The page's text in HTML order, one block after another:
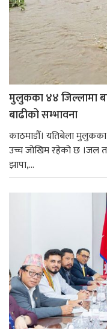
मुलुकका ४४ जिल्लामा
बाढीको सम्भावना
काठमाडौँ। यतिबेला
उच्च जोखिम रहेको छ ।जल
झापा,...